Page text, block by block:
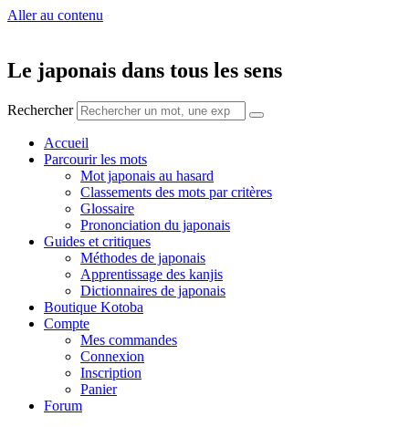
Aller au contenu
Le japonais dans tous les sens
Rechercher
Accueil
Parcourir les mots
Mot japonais au hasard
Classements des mots par critères
Glossaire
Prononciation du japonais
Guides et critiques
Méthodes de japonais
Apprentissage des kanjis
Dictionnaires de japonais
Boutique Kotoba
Compte
Mes commandes
Connexion
Inscription
Panier
Forum